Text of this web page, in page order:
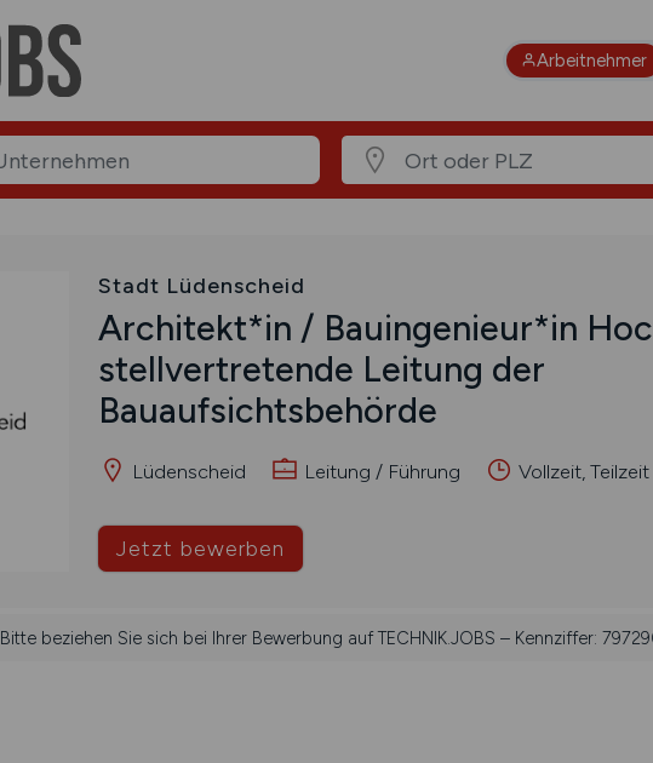
Arbeitnehmer
Stadt Lüdenscheid
Architekt*in / Bauingenieur*in
stellvertretende Leitung der
Bauaufsichtsbehörde
Lüdenscheid Leitung / Führung Vollzeit, Teilzeit
Jetzt bewerben
Bitte beziehen Sie sich bei Ihrer Bewerbung auf TECHNIK.JOBS – Kennziffer: